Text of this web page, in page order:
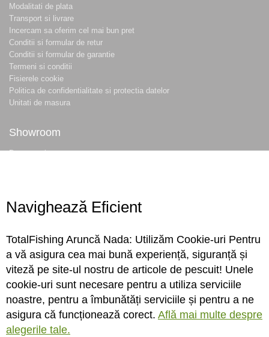
Modalitati de plata
Transport si livrare
Incercam sa oferim cel mai bun pret
Conditii si formular de retur
Conditii si formular de garantie
Termeni si conditii
Fisierele cookie
Politica de confidentialitate si protectia datelor
Unitati de masura
Showroom
Despre noi
Conecteaza-te
Sa ne cunoastem mai bine. Vino alaturi de noi pe reteaua ta preferata. Te
asteptam cu stiri, surprize, concursuri, premii ...
Navighează Eficient
TotalFishing Aruncă Nada: Utilizăm Cookie-uri Pentru
a vă asigura cea mai bună experiență, siguranță și
viteză pe site-ul nostru de articole de pescuit! Unele
cookie-uri sunt necesare pentru a utiliza serviciile
noastre, pentru a îmbunătăți serviciile și pentru a ne
asigura că funcționează corect. Află mai multe despre
alegerile tale.